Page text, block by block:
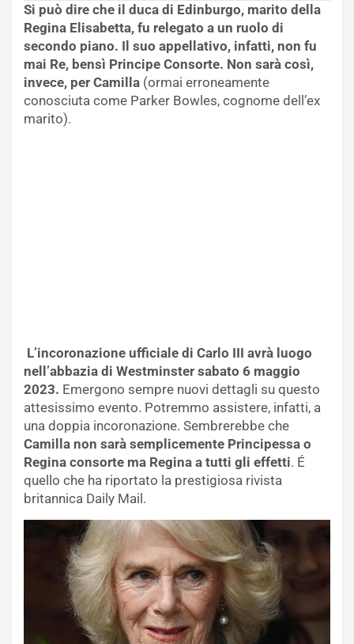
Si può dire che il duca di Edinburgo, marito della
Regina Elisabetta, fu relegato a un ruolo di
secondo piano. Il suo appellativo, infatti, non fu
mai Re, bensì Principe Consorte. Non sarà così,
invece, per Camilla (ormai erroneamente
conosciuta come Parker Bowles, cognome dell’ex
marito).
L’incoronazione ufficiale di Carlo III avrà luogo
nell’abbazia di Westminster sabato 6 maggio
2023. Emergono sempre nuovi dettagli su questo
attesissimo evento. Potremmo assistere, infatti, a
una doppia incoronazione. Sembrerebbe che
Camilla non sarà semplicemente Principessa o
Regina consorte ma Regina a tutti gli effetti. É
quello che ha riportato la prestigiosa rivista
britannica Daily Mail.